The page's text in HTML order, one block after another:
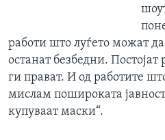
работи што луѓето можат
останат безбедни.
ги прават. И од работите
мислам пошироката
купуваат маски“.